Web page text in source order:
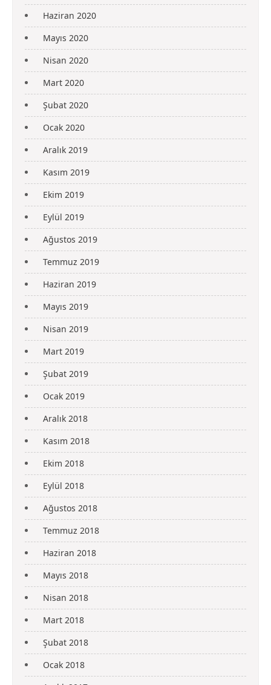
Haziran 2020
Mayıs 2020
Nisan 2020
Mart 2020
Şubat 2020
Ocak 2020
Aralık 2019
Kasım 2019
Ekim 2019
Eylül 2019
Ağustos 2019
Temmuz 2019
Haziran 2019
Mayıs 2019
Nisan 2019
Mart 2019
Şubat 2019
Ocak 2019
Aralık 2018
Kasım 2018
Ekim 2018
Eylül 2018
Ağustos 2018
Temmuz 2018
Haziran 2018
Mayıs 2018
Nisan 2018
Mart 2018
Şubat 2018
Ocak 2018